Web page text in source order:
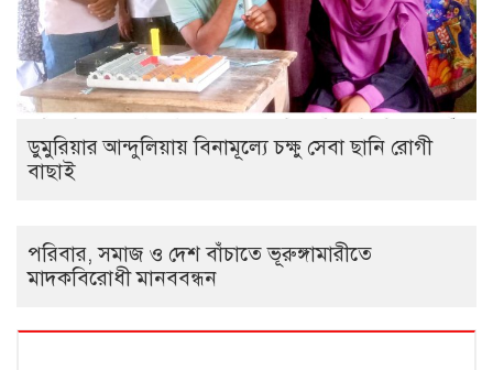
ডুমুরিয়ার আন্দুলিয়ায় বিনামূল্যে চক্ষু সেবা ছানি রোগী
বাছাই
পরিবার, সমাজ ও দেশ বাঁচাতে ভূরুঙ্গামারীতে
মাদকবিরোধী মানববন্ধন